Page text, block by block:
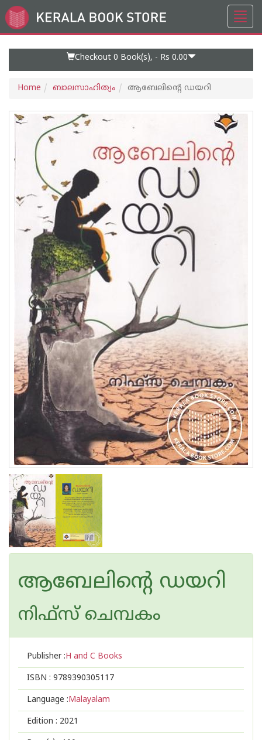
Go
to
Checkout 0 Book(s), - Rs 0.00
Home ബാലസാഹിത്യം ആബേലിന്റെ ഡയറി
ആബേലിന്റെ ഡയറി
നിഫ്സ് ചെമ്പകം
Publisher :H and C Books
ISBN : 9789390305117
Language :Malayalam
Edition : 2021